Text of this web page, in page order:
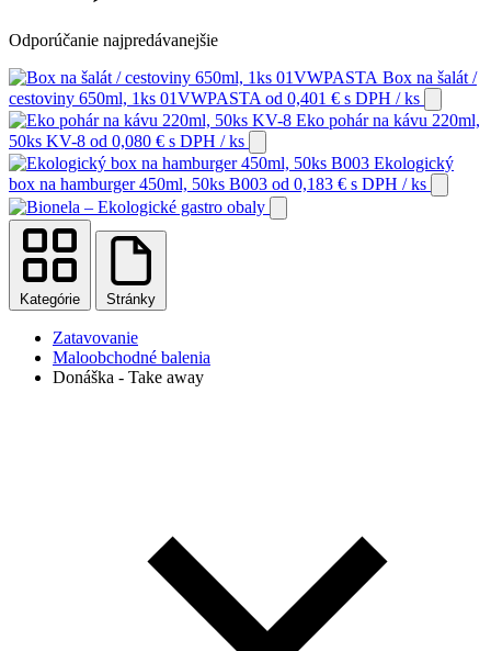
Odporúčanie najpredávanejšie
Box na šalát /
cestoviny 650ml, 1ks 01VWPASTA od 0,401 € s DPH / ks
Eko pohár na kávu 220ml,
50ks KV-8 od 0,080 € s DPH / ks
Ekologický
box na hamburger 450ml, 50ks B003 od 0,183 € s DPH / ks
Kategórie Stránky
Zatavovanie
Maloobchodné balenia
Donáška - Take away